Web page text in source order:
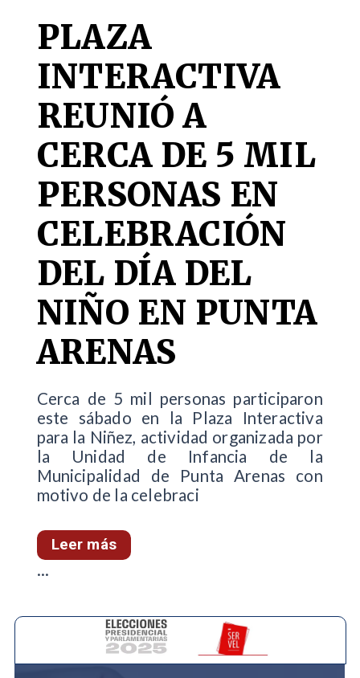
PLAZA
INTERACTIVA
REUNIÓ A
CERCA DE 5 MIL
PERSONAS EN
CELEBRACIÓN
DEL DÍA DEL
NIÑO EN PUNTA
ARENAS
Cerca de 5 mil personas participaron
este sábado en la Plaza Interactiva
para la Niñez, actividad organizada por
la Unidad de Infancia de la
Municipalidad de Punta Arenas con
motivo de la celebraci
Leer más
...